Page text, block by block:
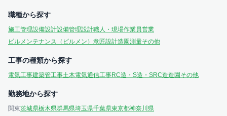
職種から探す
施工管理設備設計設備管理設計職人・現場作業員営業
ビルメンテナンス（ビルメン） 意匠設計造園測量その他
工事の種類から探す
電気工事建築管工事土木電気通信工事RC造・S造・SRC造造園 その他
勤務地から探す
関東茨城県栃木県群馬県埼玉県千葉県東京都神奈川県